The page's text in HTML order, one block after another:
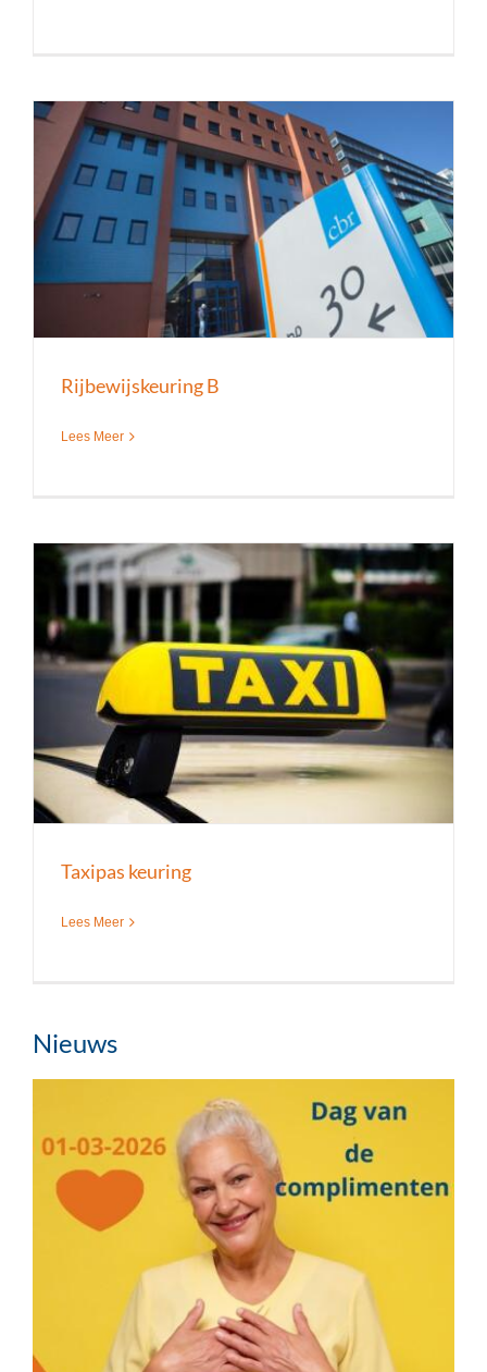
Rijbewijskeuring B
Lees Meer
Taxipas keuring
Lees Meer
Nieuws